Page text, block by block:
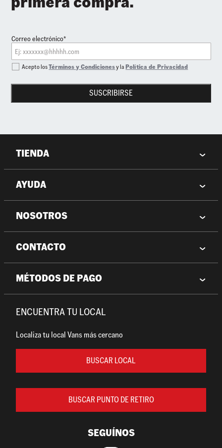
Correo electrónico*
SUSCRIBIRSE
Acepto losTérminos y Condicionesy laPolítica de Privacidad
TIENDA
AYUDA
NOSOTROS
CONTACTO
MÉTODOS DE PAGO
ENCUENTRA TU LOCAL
Localiza tu local Vans más cercano
BUSCAR LOCAL
BUSCAR PUNTO DE RETIRO
SEGUÍNOS